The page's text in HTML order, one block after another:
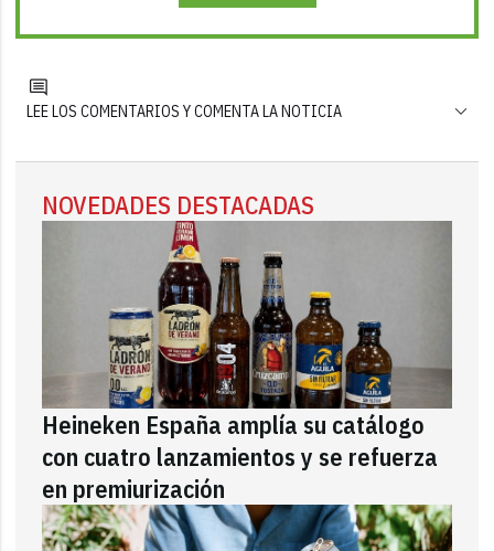
LEE LOS COMENTARIOS Y COMENTA LA NOTICIA
NOVEDADES DESTACADAS
Heineken España amplía su catálogo
con cuatro lanzamientos y se refuerza
en premiurización